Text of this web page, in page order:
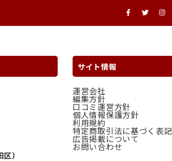
）
サイト情報
運営会社
編集方針
口コミ運営方針
個人情報保護方針
利用規約
特定商取引法に基づく表記
広告掲載について
お問い合わせ